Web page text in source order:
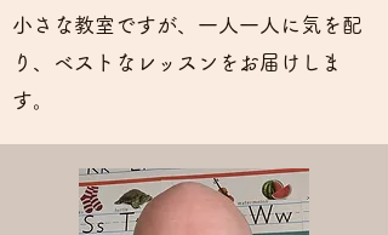
​ 小さな教室ですが、一人一人に気を配
り、ベストなレッスンをお届けしま
す。